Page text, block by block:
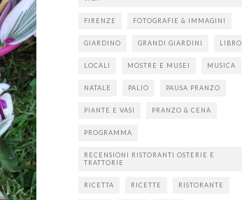
FIRENZE FOTOGRAFIE & IMMAGINI
GIARDINO GRANDI GIARDINI LIBRO
LOCALI MOSTRE E MUSEI MUSICA
NATALE PALIO PAUSA PRANZO
PIANTE E VASI PRANZO & CENA
PROGRAMMA
RECENSIONI RISTORANTI OSTERIE E
TRATTORIE
RICETTA RICETTE RISTORANTE